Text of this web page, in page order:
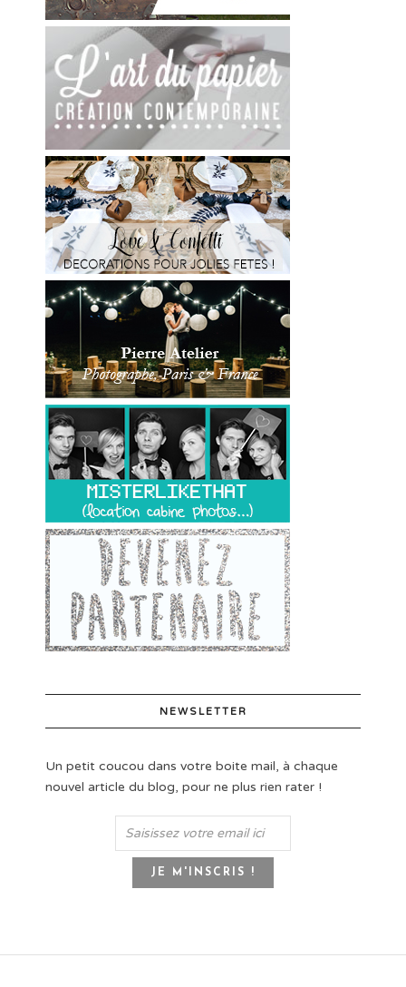
NEWSLETTER
Un petit coucou dans votre boite mail, à chaque
nouvel article du blog, pour ne plus rien rater !